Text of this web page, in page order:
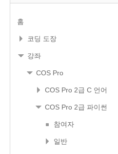
홈
코딩 도장
강좌
COS Pro
COS Pro 2급 C 언어
COS Pro 2급 파이썬
참여자
일반